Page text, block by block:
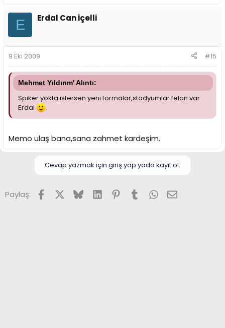
E Erdal Can İçelli
9 Eki 2009 #15
Mehmet Yıldırım' Alıntı:
Spiker yokta istersen yeni formalar,stadyumlar felan var
Erdal
.
Memo ulaş bana,sana zahmet kardeşim.
Cevap yazmak için giriş yap yada kayıt ol.
Paylaş: FacebookX (Twitter)
BlueskyLinkedInPinterest
TumblrWhatsApp
E-posta